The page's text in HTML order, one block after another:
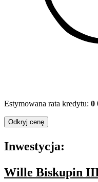
Estymowana rata kredytu: 0
Odkryj cenę
Inwestycja:
Wille Biskupin